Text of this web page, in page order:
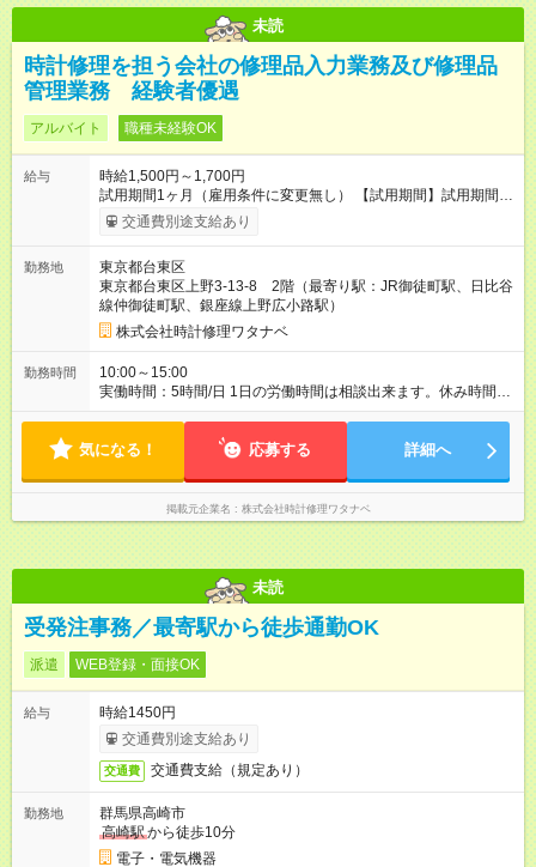
未読
時計修理を担う会社の修理品入力業務及び修理品
管理業務 経験者優遇
アルバイト 職種未経験OK
給与
時給1,500円～1,700円
試用期間1ヶ月（雇用条件に変更無し） 【試用期間】試用期間あ
り 試用期間の長さ：1ヶ月 雇用形態、給与は本採用時と同じで
す。
交通費別途支給あり
勤務地
東京都台東区
東京都台東区上野3-13-8 2階（最寄り駅：JR御徒町駅、日比谷
線仲御徒町駅、銀座線上野広小路駅）
株式会社時計修理ワタナベ
勤務時間
10:00～15:00
実働時間：5時間/日 1日の労働時間は相談出来ます。休み時間は
労働時間に準じます。 正社員雇用も相談にのります。
気になる！ 応募する 詳細へ
掲載元企業名 株式会社時計修理ワタナベ
未読
受発注事務／最寄駅から徒歩通勤OK
派遣 WEB登録・面接OK
給与
時給1450円
交通費別途支給あり
交通費 交通費支給（規定あり）
勤務地
群馬県高崎市
高崎駅から徒歩10分
電子・電気機器